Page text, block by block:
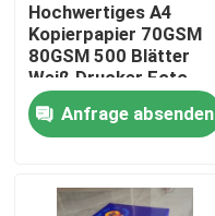
Hochwertiges A4
Kopierpapier 70GSM
80GSM 500 Blätter
Weiß Drucker Foto
Büropapier
Anfrage absenden